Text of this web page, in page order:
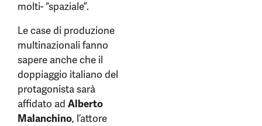
molti- “spaziale”.
Le case di produzione
multinazionali fanno
sapere anche che il
doppiaggio italiano del
protagonista sarà
affidato ad Alberto
Malanchino, l’attore